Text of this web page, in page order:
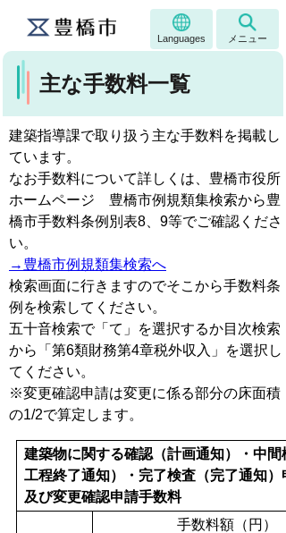
Languages メニュー
主な手数料一覧
建築指導課で取り扱う主な手数料を掲載し
ています。
なお手数料について詳しくは、豊橋市役所
ホームページ 豊橋市例規類集検索から豊
橋市手数料条例別表8、9等でご確認くださ
い。
→豊橋市例規類集検索へ
検索画面に行きますのでそこから手数料条
例を検索してください。
五十音検索で「て」を選択するか目次検索
から「第6類財務第4章税外収入」を選択し
てください。
※変更確認申請は変更に係る部分の床面積
の1/2で算定します。
建築物に関する確認（計画通知）・中間
工程終了通知）・完了検査（完了通知）
及び変更確認申請手数料
手数料額（円）